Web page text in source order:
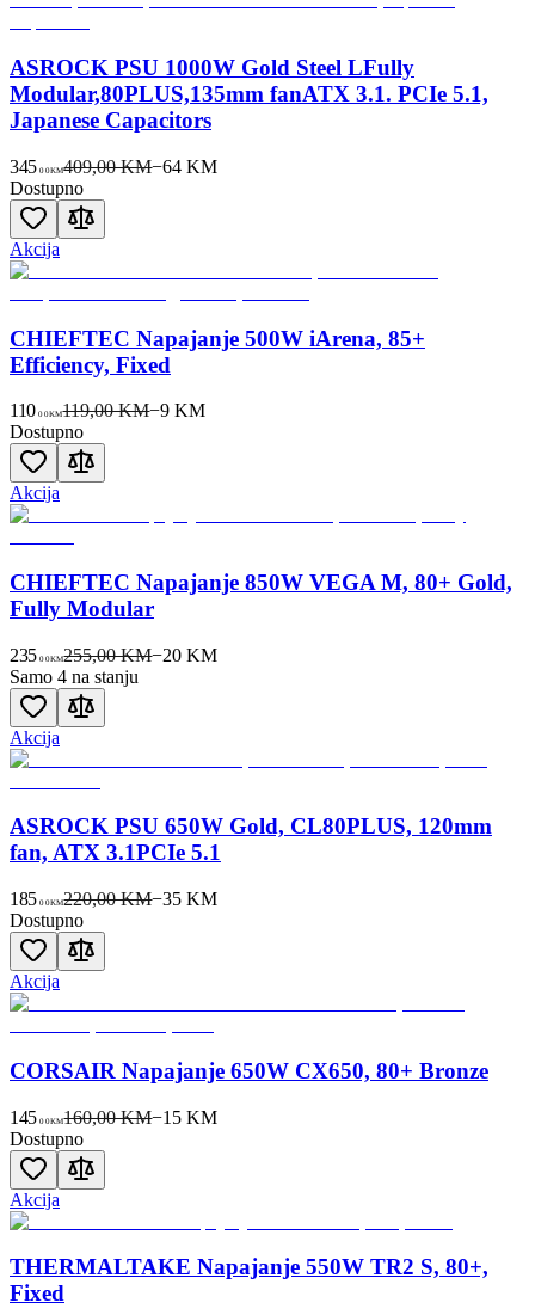
ASROCK PSU 1000W Gold Steel LFully
Modular,80PLUS,135mm fanATX 3.1. PCIe 5.1,
Japanese Capacitors
345 00KM409,00 KM−64 KM
Dostupno
Akcija
CHIEFTEC Napajanje 500W iArena, 85+
Efficiency, Fixed
110 00KM119,00 KM−9 KM
Dostupno
Akcija
CHIEFTEC Napajanje 850W VEGA M, 80+ Gold,
Fully Modular
235 00KM255,00 KM−20 KM
Samo 4 na stanju
Akcija
ASROCK PSU 650W Gold, CL80PLUS, 120mm
fan, ATX 3.1PCIe 5.1
185 00KM220,00 KM−35 KM
Dostupno
Akcija
CORSAIR Napajanje 650W CX650, 80+ Bronze
145 00KM160,00 KM−15 KM
Dostupno
Akcija
THERMALTAKE Napajanje 550W TR2 S, 80+,
Fixed